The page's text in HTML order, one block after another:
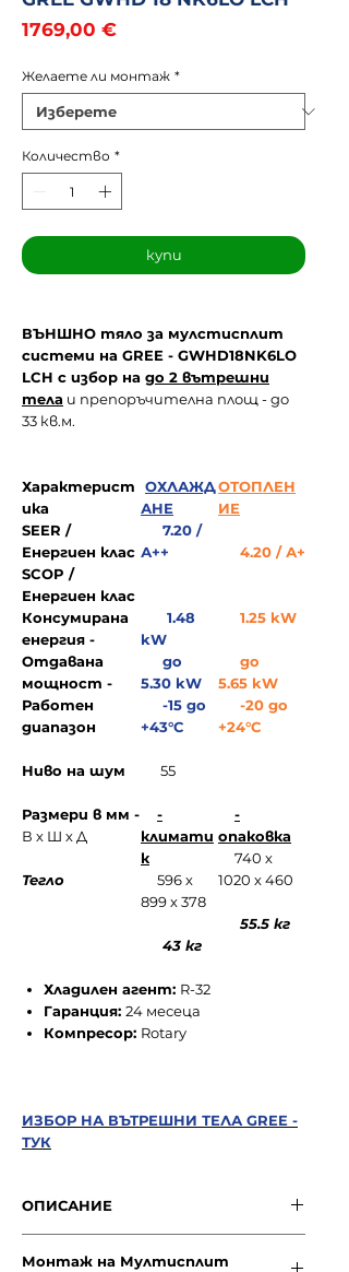
1769,00 €Цена
Желаете ли монтаж *
Количество *
купи
ВЪНШНО тяло за мулстисплит
системи на GREE - GWHD18NK6LO
LCH с избор на до 2 вътрешни
тела и препоръчителна площ - до
33 кв.м.
Характерист
ика
ОХЛАЖД
АНЕ
ОТОПЛЕН
ИЕ
SEER /
Енергиен клас
SCOP /
Енергиен клас
7.20 /
А++
4.20 / А+
Консумирана
енергия -
1.48
kW
1.25 kW
Отдавана
мощност -
до
5.30 kW
до
5.65 kW
Работен
диапазон
-15 до
+43°C
-20 до
+24°C
Ниво на шум 55
Размери в мм -
В х Ш х Д
Тегло
-
климати
к
596 х
899 х 378
43 кг
-
опаковка
740 х
1020 х 460
55.5 кг
Хладилен агент: R-32
Гаранция: 24 месеца
Компресор: Rotary
ИЗБОР НА ВЪТРЕШНИ ТЕЛА GREE -
ТУК
ОПИСАНИЕ
LCHHе предназначена за монтаж и
Монтаж на Мултисплит